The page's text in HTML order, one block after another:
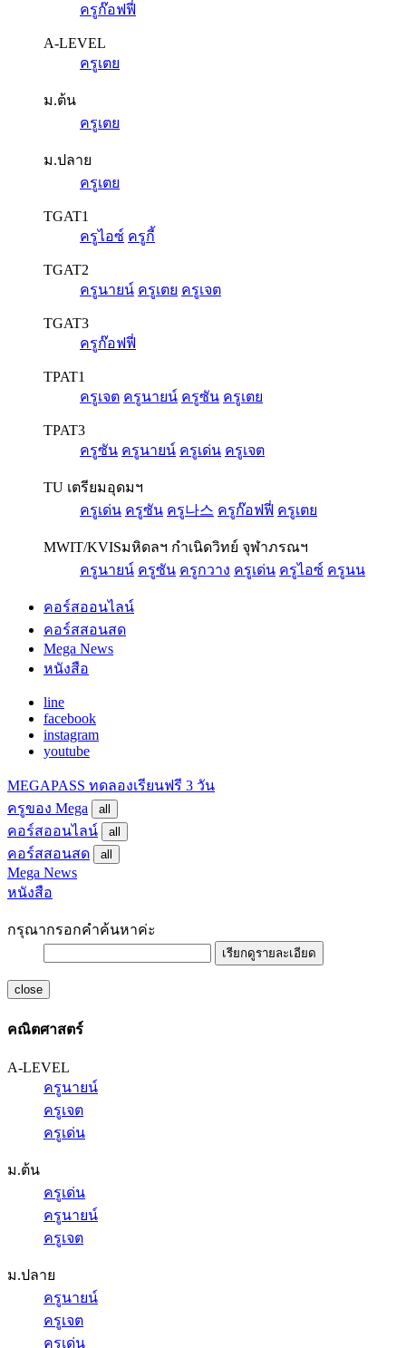
ครูก๊อฟฟี่
A-LEVEL
ครูเตย
ม.ต้น
ครูเตย
ม.ปลาย
ครูเตย
TGAT1
ครูไอซ์ ครูกี้
TGAT2
ครูนายน์ ครูเตย ครูเจต
TGAT3
ครูก๊อฟฟี่
TPAT1
ครูเจต ครูนายน์ ครูซัน ครูเตย
TPAT3
ครูซัน ครูนายน์ ครูเด่น ครูเจต
TU เตรียมอุดมฯ
ครูเด่น ครูซัน ครู나스 ครูก๊อฟฟี่ ครูเตย
MWIT/KVISมหิดลฯ กำเนิดวิทย์ จุฬาภรณฯ
ครูนายน์ ครูซัน ครูกวาง ครูเด่น ครูไอซ์ ครูนน
คอร์สออนไลน์
คอร์สสอนสด
Mega News
หนังสือ
line
facebook
instagram
youtube
MEGAPASS ทดลองเรียนฟรี 3 วัน
ครูของ Mega
all
คอร์สออนไลน์ all
คอร์สสอนสด all
Mega News
หนังสือ
กรุณากรอกคำค้นหาค่ะ
เรียกดูรายละเอียด
close
คณิตศาสตร์
A-LEVEL
ครูนายน์
ครูเจต
ครูเด่น
ม.ต้น
ครูเด่น
ครูนายน์
ครูเจต
ม.ปลาย
ครูนายน์
ครูเจต
ครูเด่น